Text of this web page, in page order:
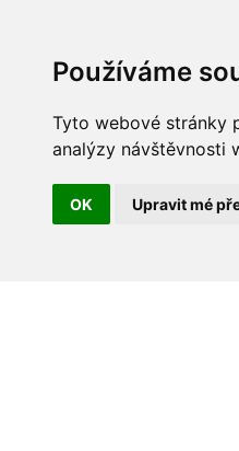
Používáme
Tyto webové stránky
analýzy návštěvnosti
OK Upravit mé